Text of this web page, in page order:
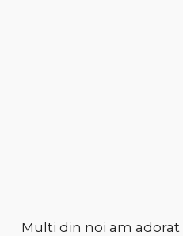
Multi din noi am adorat